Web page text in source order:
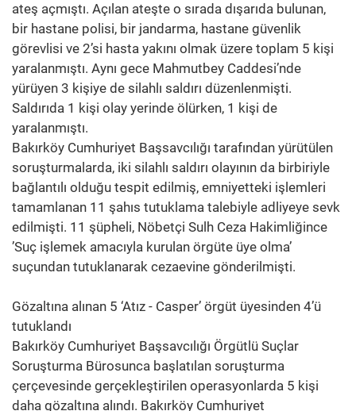
ateş açmıştı. Açılan ateşte o sırada dışarıda bulunan,
bir hastane polisi, bir jandarma, hastane güvenlik
görevlisi ve 2’si hasta yakını olmak üzere toplam 5 kişi
yaralanmıştı. Aynı gece Mahmutbey Caddesi’nde
yürüyen 3 kişiye de silahlı saldırı düzenlenmişti.
Saldırıda 1 kişi olay yerinde ölürken, 1 kişi de
yaralanmıştı.
Bakırköy Cumhuriyet Başsavcılığı tarafından yürütülen
soruşturmalarda, iki silahlı saldırı olayının da birbiriyle
bağlantılı olduğu tespit edilmiş, emniyetteki işlemleri
tamamlanan 11 şahıs tutuklama talebiyle adliyeye sevk
edilmişti. 11 şüpheli, Nöbetçi Sulh Ceza Hakimliğince
’Suç işlemek amacıyla kurulan örgüte üye olma’
suçundan tutuklanarak cezaevine gönderilmişti.
Gözaltına alınan 5 ‘Atız - Casper’ örgüt üyesinden 4’ü
tutuklandı
Bakırköy Cumhuriyet Başsavcılığı Örgütlü Suçlar
Soruşturma Bürosunca başlatılan soruşturma
çerçevesinde gerçekleştirilen operasyonlarda 5 kişi
daha gözaltına alındı. Bakırköy Cumhuriyet